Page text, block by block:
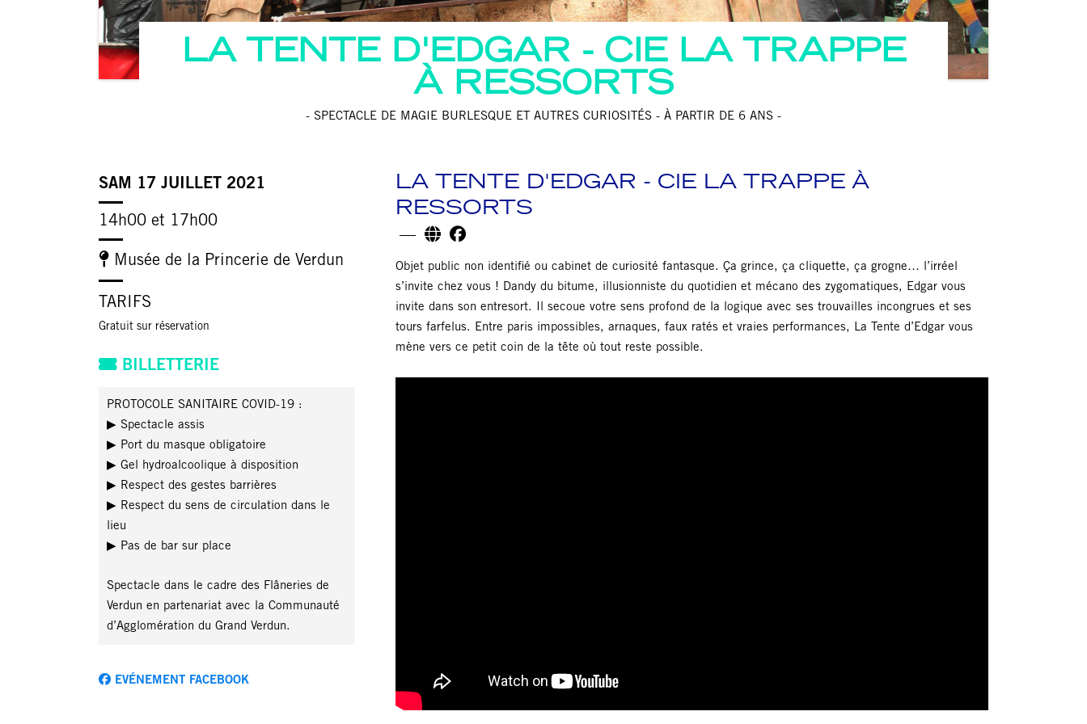
LA TENTE D'EDGAR - CIE LA TRAPPE
À RESSORTS
- SPECTACLE DE MAGIE BURLESQUE ET AUTRES CURIOSITÉS - À PARTIR DE 6 ANS -
SAM 17 JUILLET 2021
14h00 et 17h00
Musée de la Princerie de Verdun
TARIFS
Gratuit sur réservation
BILLETTERIE
PROTOCOLE SANITAIRE COVID-19 :
▶︎ Spectacle assis
▶︎ Port du masque obligatoire
▶︎ Gel hydroalcoolique à disposition
▶︎ Respect des gestes barrières
▶︎ Respect du sens de circulation dans le
lieu
▶︎ Pas de bar sur place
Spectacle dans le cadre des Flâneries de
Verdun en partenariat avec la Communauté
d’Agglomération du Grand Verdun.
EVÉNEMENT FACEBOOK
LA TENTE D'EDGAR - CIE LA TRAPPE À
RESSORTS
Objet public non identifié ou cabinet de curiosité fantasque. Ça grince, ça cliquette, ça grogne… l’irréel
s’invite chez vous ! Dandy du bitume, illusionniste du quotidien et mécano des zygomatiques, Edgar vous
invite dans son entresort. Il secoue votre sens profond de la logique avec ses trouvailles incongrues et ses
tours farfelus. Entre paris impossibles, arnaques, faux ratés et vraies performances, La Tente d’Edgar vous
mène vers ce petit coin de la tête où tout reste possible.